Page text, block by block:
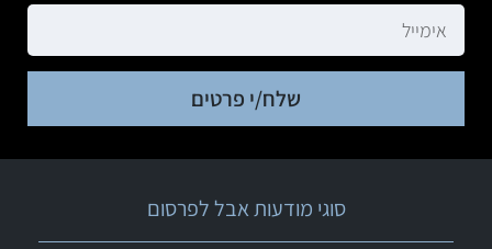
שלח/י פרטים
סוגי מודעות אבל לפרסום